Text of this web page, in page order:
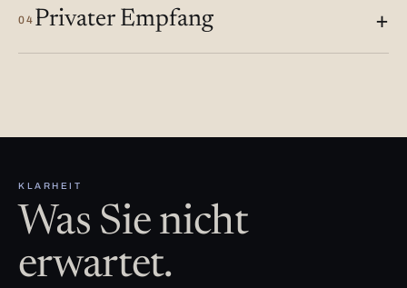
04 Privater Empfang
KLARHEIT
Was Sie nicht
erwartet.